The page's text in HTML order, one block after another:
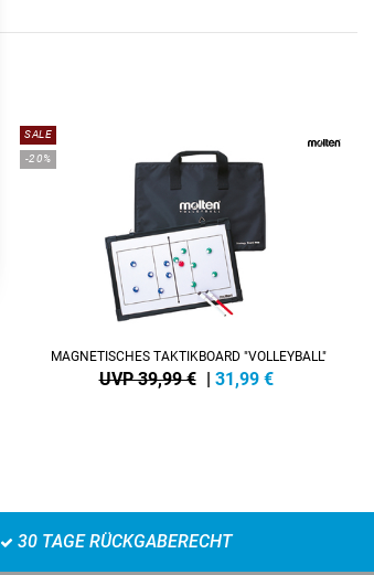
SALE
-20%
MAGNETISCHES TAKTIKBOARD "VOLLEYBALL"
UVP 39,99 € | 31,99 €
30 TAGE RÜCKGABERECHT